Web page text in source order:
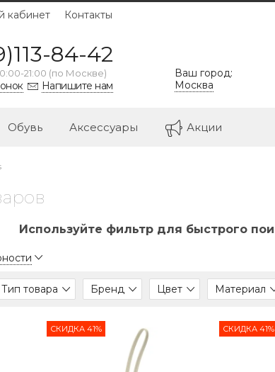
кабинет Контакты
84-42
21:00 (по Москве)
Напишите нам
Ваш город:
Москва
Обувь Аксессуары Акции
Используйте фильтр для быстрого
Тип товара Бренд Цвет Материал
СКИДКА 41% СКИДКА 41%